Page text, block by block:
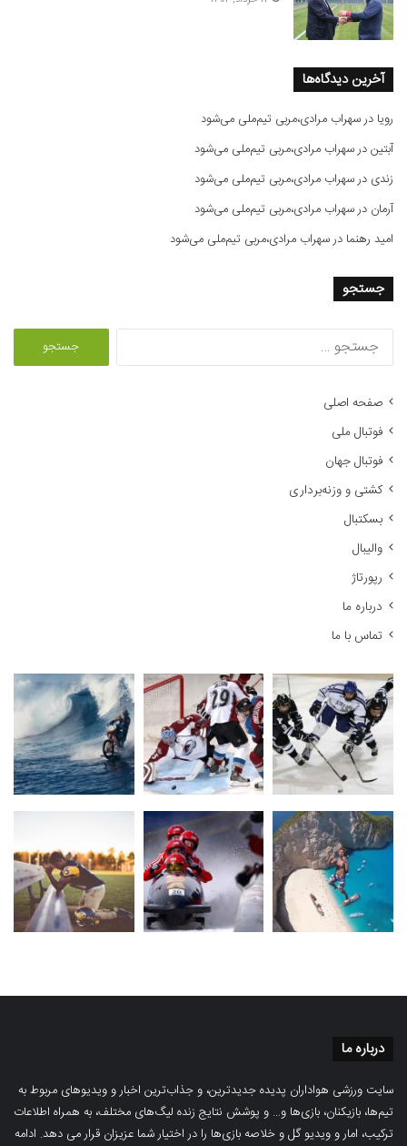
آخرین دیدگاه‌ها
رویا درسهراب مرادی،مربی تیم‌ملی می‌شود
آبتیندرسهراب مرادی،مربی تیم‌ملی می‌شود
زندی درسهراب مرادی،مربی تیم‌ملی می‌شود
آرمان درسهراب مرادی،مربی تیم‌ملی می‌شود
امید رهنما درسهراب مرادی،مربی تیم‌ملی می‌شود
جستجو
صفحه اصلی
فوتبال ملی
فوتبال جهان
کشتی و وزنه‌برداری
بسکتبال
والیبال
رپورتاژ
درباره ما
تماس با ما
درباره ما
سایت ورزشی هواداران پدیده جدیدترین، و جذاب‌ترین اخبار و ویدیوهای مربوط به
تیم‌ها، بازیکنان، بازی‌ها و… و پوشش نتایج زنده لیگ‌های مختلف، به همراه اطلاعات
ترکیب، امار و ویدیو‌‌ گل‌ و خلاصه بازی‌ها را در اختیار شما عزیزان قرار می دهد. ادامه